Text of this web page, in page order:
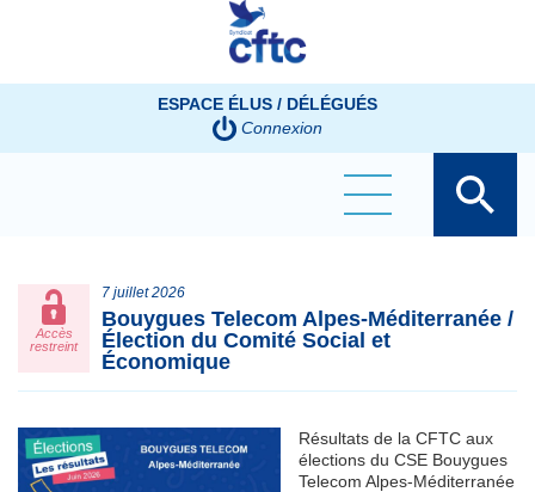
ESPACE ÉLUS / DÉLÉGUÉS
Connexion
Accès
restreint
7 juillet 2026
Bouygues Telecom Alpes-Méditerranée /
Élection du Comité Social et
Économique
Résultats de la CFTC aux
élections du CSE Bouygues
Telecom Alpes-Méditerranée
Panneau de gestion des cookies